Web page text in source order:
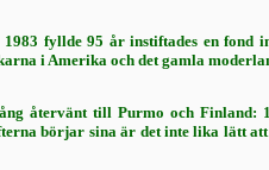
fyllde 95 år instif­tades en fond
i Amerika och det gamla
till Purmo och Finland:
börjar sina är det inte lika lätt